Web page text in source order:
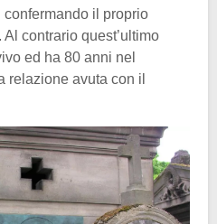
il proprio
contrario quest’ultimo
ed ha 80 anni nel
relazione avuta con il